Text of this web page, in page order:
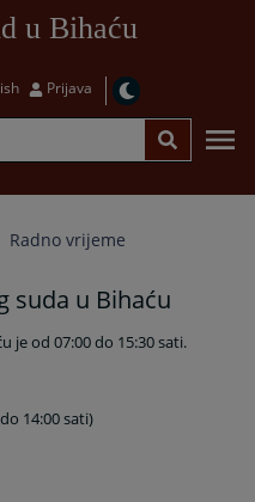
u Bihaću
Prijava
Radno vrijeme
suda u Bihaću
je od 07:00 do 15:30 sati.
14:00 sati)